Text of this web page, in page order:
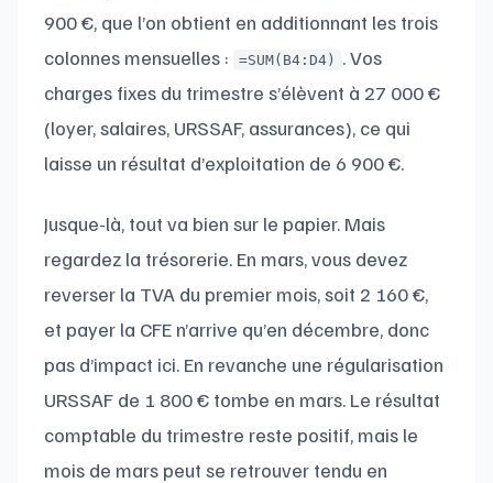
900 €, que l’on obtient en additionnant les trois
colonnes mensuelles :
=SUM(B4:D4)
. Vos
charges fixes du trimestre s’élèvent à 27 000 €
(loyer, salaires, URSSAF, assurances), ce qui
laisse un résultat d’exploitation de 6 900 €.
Jusque-là, tout va bien sur le papier. Mais
regardez la trésorerie. En mars, vous devez
reverser la TVA du premier mois, soit 2 160 €,
et payer la CFE n’arrive qu’en décembre, donc
pas d’impact ici. En revanche une régularisation
URSSAF de 1 800 € tombe en mars. Le résultat
comptable du trimestre reste positif, mais le
mois de mars peut se retrouver tendu en